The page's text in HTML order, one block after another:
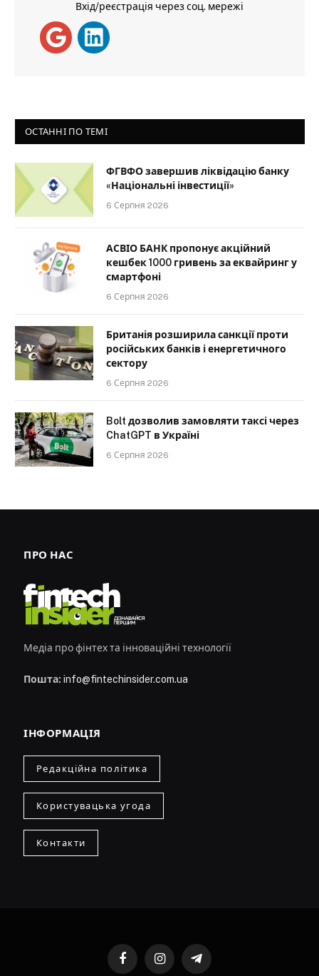
Вхід/реєстрація через соц. мережі
ОСТАННІ ПО ТЕМІ
ФГВФО завершив ліквідацію банку
«Національні інвестиції»
6 Серпня 2026
АСВІО БАНК пропонує акційний
кешбек 1000 гривень за еквайринг у
смартфоні
6 Серпня 2026
Британія розширила санкції проти
російських банків і енергетичного
сектору
6 Серпня 2026
Bolt дозволив замовляти таксі через
ChatGPT в Україні
6 Серпня 2026
ПРО НАС
Медіа про фінтех та інноваційні технології
Пошта: info@fintechinsider.com.ua
ІНФОРМАЦІЯ
Редакційна політика
Користувацька угода
Контакти
FacebookInstagramTelegram